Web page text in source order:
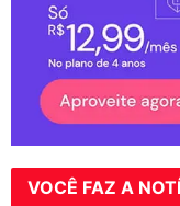
VOCÊ FAZ A